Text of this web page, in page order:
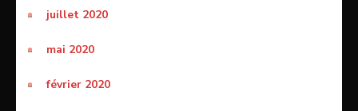
juillet 2020
mai 2020
février 2020